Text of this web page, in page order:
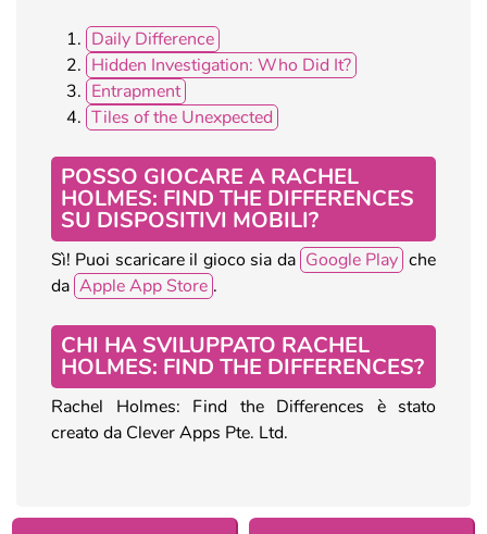
Daily Difference
Hidden Investigation: Who Did It?
Entrapment
Tiles of the Unexpected
POSSO GIOCARE A RACHEL
HOLMES: FIND THE DIFFERENCES
SU DISPOSITIVI MOBILI?
Sì! Puoi scaricare il gioco sia da Google Play che
da Apple App Store .
CHI HA SVILUPPATO RACHEL
HOLMES: FIND THE DIFFERENCES?
Rachel Holmes: Find the Differences è stato
creato da Clever Apps Pte. Ltd.